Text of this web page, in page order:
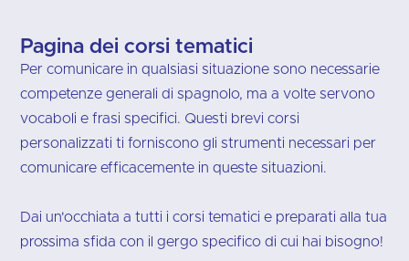
Pagina dei corsi tematici
Per comunicare in qualsiasi situazione sono necessarie
competenze generali di spagnolo, ma a volte servono
vocaboli e frasi specifici. Questi brevi corsi
personalizzati ti forniscono gli strumenti necessari per
comunicare efficacemente in queste situazioni.
Dai un'occhiata a tutti i corsi tematici e preparati alla tua
prossima sfida con il gergo specifico di cui hai bisogno!